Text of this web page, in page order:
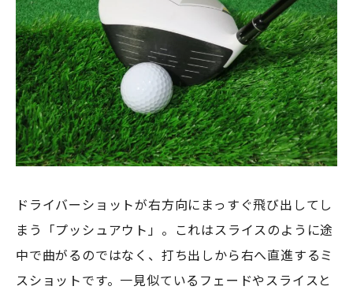
ドライバーショットが右方向にまっすぐ飛び出してし
まう「プッシュアウト」。これはスライスのように途
中で曲がるのではなく、打ち出しから右へ直進するミ
スショットです。一見似ているフェードやスライスと